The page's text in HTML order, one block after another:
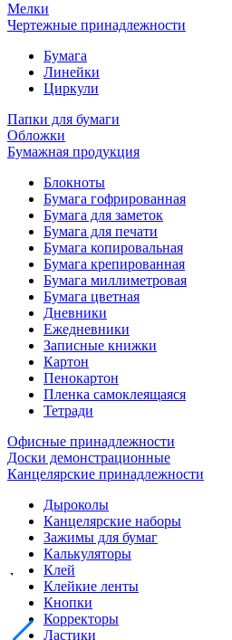
Мелки
Чертежные принадлежности
Бумага
Линейки
Циркули
Папки для бумаги
Обложки
Бумажная продукция
Блокноты
Бумага гофрированная
Бумага для заметок
Бумага для печати
Бумага копировальная
Бумага крепированная
Бумага миллиметровая
Бумага цветная
Дневники
Ежедневники
Записные книжки
Картон
Пенокартон
Пленка самоклеящаяся
Тетради
Офисные принадлежности
Доски демонстрационные
Канцелярские принадлежности
Дыроколы
Канцелярские наборы
Зажимы для бумаг
Калькуляторы
Клей
Клейкие ленты
Кнопки
Корректоры
Ластики